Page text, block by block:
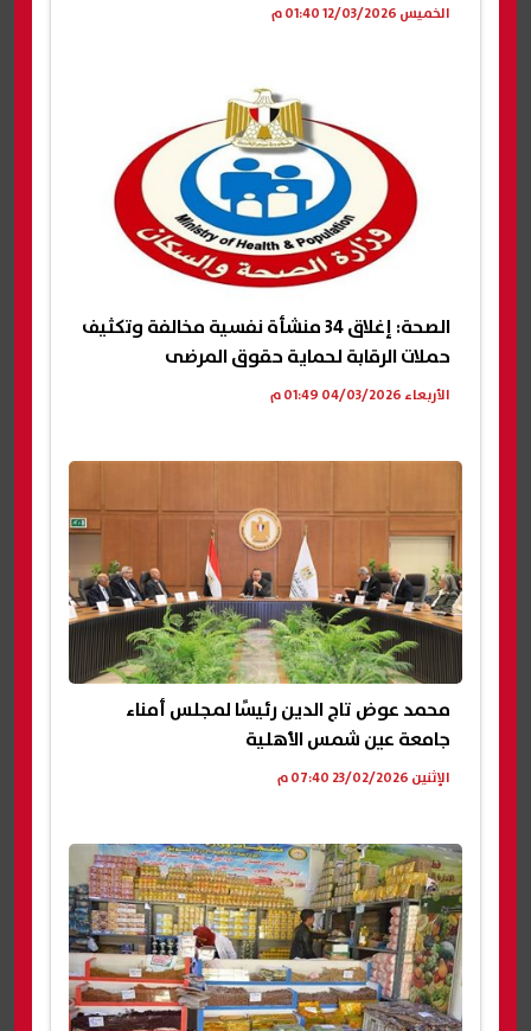
الخميس 12/03/2026 01:40 م
الصحة: إغلاق 34 منشأة نفسية مخالفة وتكثيف
حملات الرقابة لحماية حقوق المرضى
الأربعاء 04/03/2026 01:49 م
محمد عوض تاج الدين رئيسًا لمجلس أمناء
جامعة عين شمس الأهلية
الإثنين 23/02/2026 07:40 م